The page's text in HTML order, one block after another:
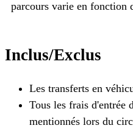
parcours varie en fonction
Inclus/Exclus
Les transferts en
Tous les frais d'entrée
mentionnés lors du